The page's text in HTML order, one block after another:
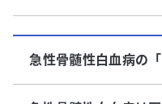
急性骨髄性白血病の「